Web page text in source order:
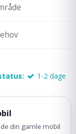
1-2 dage
din gamle mobil